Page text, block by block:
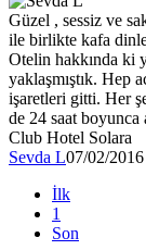
Güzel , sessiz ve
ile birlikte kafa
Otelin hakkında ki
yaklaşmıştık. Hep
işaretleri gitti. Her
de 24 saat
Club Hotel Solara
Sevda L07/02/
İlk
1
Son